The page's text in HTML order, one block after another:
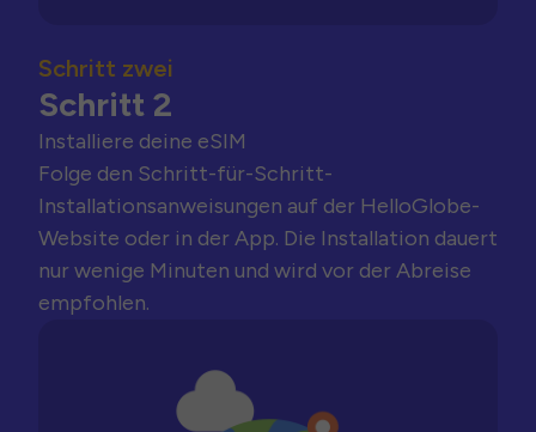
Schritt zwei
Schritt 2
Installiere deine eSIM
Folge den Schritt-für-Schritt-
Installationsanweisungen auf der HelloGlobe-
Website oder in der App. Die Installation dauert
nur wenige Minuten und wird vor der Abreise
empfohlen.